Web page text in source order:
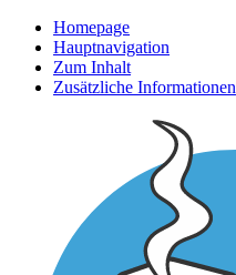
Homepage
Hauptnavigation
Zum Inhalt
Zusätzliche Informationen